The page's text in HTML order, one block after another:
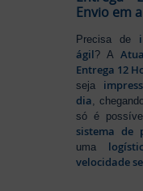
Envio em
Precisa de
ágil? A
Entrega 12
seja
dia ,
só é
sistema de
uma
velocidade